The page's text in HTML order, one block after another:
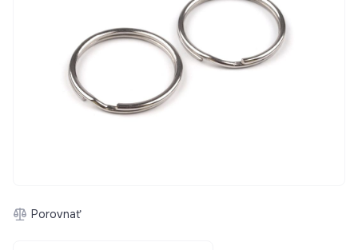
Porovnať